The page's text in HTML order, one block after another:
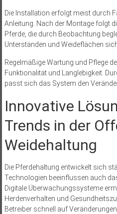
Die Installation erfolgt meist durch
Anleitung. Nach der Montage folgt
Pferde, die durch Beobachtung
Unterständen und Weideflächen
Regelmäßige Wartung und Pflege
Funktionalität und Langlebigkeit.
passt sich das System den
Innovative
Trends in der
Weidehaltung
Die Pferdehaltung entwickelt sich
Technologien beeinflussen auch
Digitale Überwachungssysteme
Herdenverhalten und
Betreiber schnell auf Veränderungen